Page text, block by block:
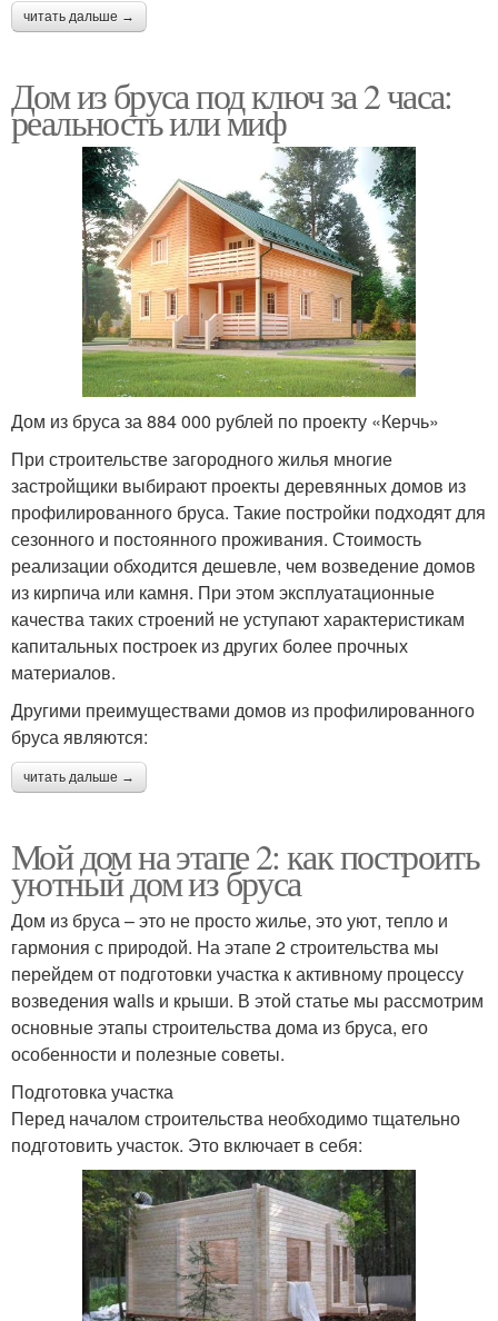
читать дальше →
Дом из бруса под ключ за 2 часа:
реальность или миф
Дом из бруса за 884 000 рублей по проекту «Керчь»
При строительстве загородного жилья многие
застройщики выбирают проекты деревянных домов из
профилированного бруса. Такие постройки подходят для
сезонного и постоянного проживания. Стоимость
реализации обходится дешевле, чем возведение домов
из кирпича или камня. При этом эксплуатационные
качества таких строений не уступают характеристикам
капитальных построек из других более прочных
материалов.
Другими преимуществами домов из профилированного
бруса являются:
читать дальше →
Мой дом на этапе 2: как построить
уютный дом из бруса
Дом из бруса – это не просто жилье, это уют, тепло и
гармония с природой. На этапе 2 строительства мы
перейдем от подготовки участка к активному процессу
возведения walls и крыши. В этой статье мы рассмотрим
основные этапы строительства дома из бруса, его
особенности и полезные советы.
Подготовка участка
Перед началом строительства необходимо тщательно
подготовить участок. Это включает в себя: